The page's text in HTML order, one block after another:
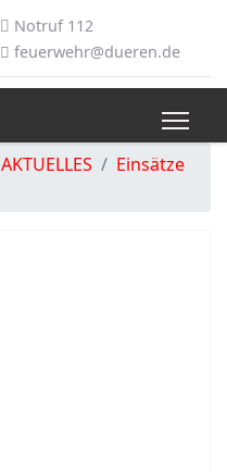
Notruf 112
feuerwehr@dueren.de
AKTUELLES
Einsätze